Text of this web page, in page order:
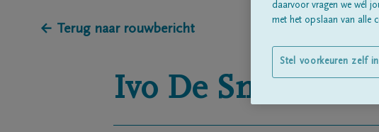
← Terug naar rouwbericht
Ivo De Smedt
daarvoor vragen we wél
met het opslaan van alle
Stel voorkeuren zelf in